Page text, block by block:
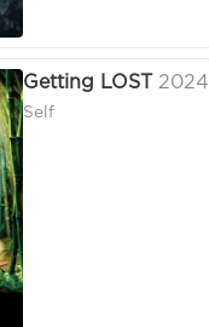
Getting LOST 2024
Self